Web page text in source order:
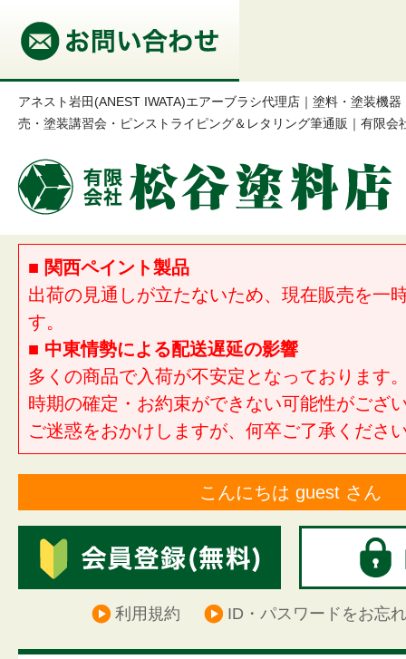
アネスト岩田(ANEST IWATA)エアーブラシ代理店｜塗料・塗装機
売・塗装講習会・ピンストライピング＆レタリング筆通販｜有限会
■ 関西ペイント製品
出荷の見通しが立たないため、現在販売を一
す。
■ 中東情勢による配送遅延の影響
多くの商品で入荷が不安定となっております
時期の確定・お約束ができない可能性がござ
ご迷惑をおかけしますが、何卒ご了承くださ
こんにちは guest さん
利用規約 ID・パスワードをお忘